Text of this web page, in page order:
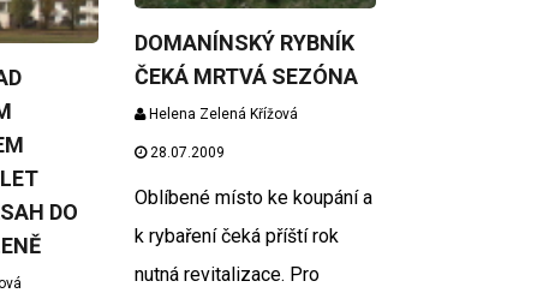
DO
DOMANÍNSKÝ RYBNÍK
ČEKÁ MRTVÁ SEZÓNA
Helena Zelená Křížová
28.07.2009
Oblíbené místo ke koupání a
k rybaření čeká příští rok
nutná revitalizace. Pro